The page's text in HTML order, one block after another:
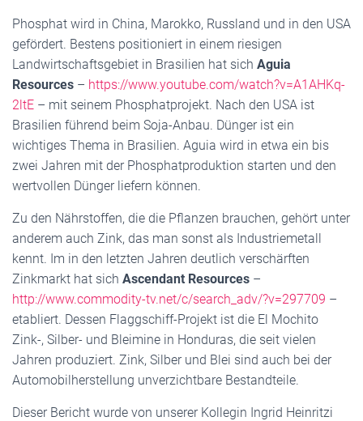
Phosphat wird in China, Marokko, Russland und in den USA
gefördert. Bestens positioniert in einem riesigen
Landwirtschaftsgebiet in Brasilien hat sich Aguia
Resources – https://www.youtube.com/watch?v=A1AHKq-
2ltE – mit seinem Phosphatprojekt. Nach den USA ist
Brasilien führend beim Soja-Anbau. Dünger ist ein
wichtiges Thema in Brasilien. Aguia wird in etwa ein bis
zwei Jahren mit der Phosphatproduktion starten und den
wertvollen Dünger liefern können.
Zu den Nährstoffen, die die Pflanzen brauchen, gehört unter
anderem auch Zink, das man sonst als Industriemetall
kennt. Im in den letzten Jahren deutlich verschärften
Zinkmarkt hat sich Ascendant Resources –
http://www.commodity-tv.net/c/search_adv/?v=297709 –
etabliert. Dessen Flaggschiff-Projekt ist die El Mochito
Zink-, Silber- und Bleimine in Honduras, die seit vielen
Jahren produziert. Zink, Silber und Blei sind auch bei der
Automobilherstellung unverzichtbare Bestandteile.
Dieser Bericht wurde von unserer Kollegin Ingrid Heinritzi